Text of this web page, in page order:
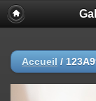
Accueil /